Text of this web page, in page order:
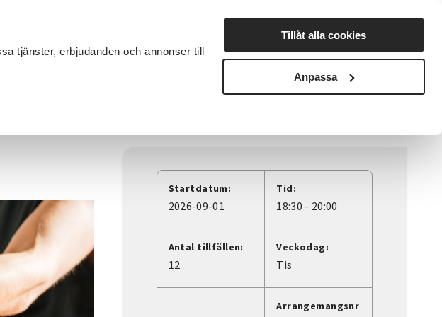
tjänster, erbjudanden och annonser till
Tillåt alla cookies
Anpassa
Nyheter Avdelningar
Startdatum:
2026-09-01
Tid:
18:30 - 20:00
Antal tillfällen:
12
Veckodag:
Tis
Arrangemangsnr